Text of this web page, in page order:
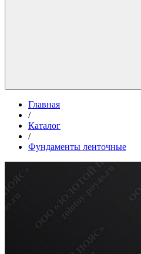
Главная
/
Каталог
/
Фундаменты ленточные